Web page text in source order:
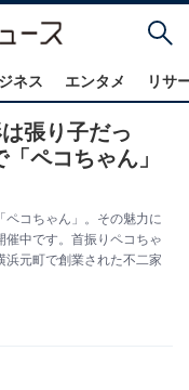
ネス エンタメ リサ
張り子だっ
ペコちゃん」
ペコちゃん」。その魅力に
中です。首振りペコちゃ
浜元町で創業された不二家